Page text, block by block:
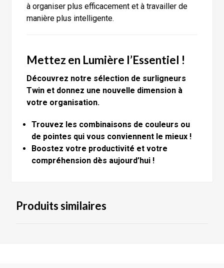
à organiser plus efficacement et à travailler de
manière plus intelligente.
Mettez en Lumière l’Essentiel !
Découvrez notre sélection de surligneurs
Twin et donnez une nouvelle dimension à
votre organisation.
Trouvez les combinaisons de couleurs ou
de pointes qui vous conviennent le mieux !
Boostez votre productivité et votre
compréhension dès aujourd’hui !
Produits similaires